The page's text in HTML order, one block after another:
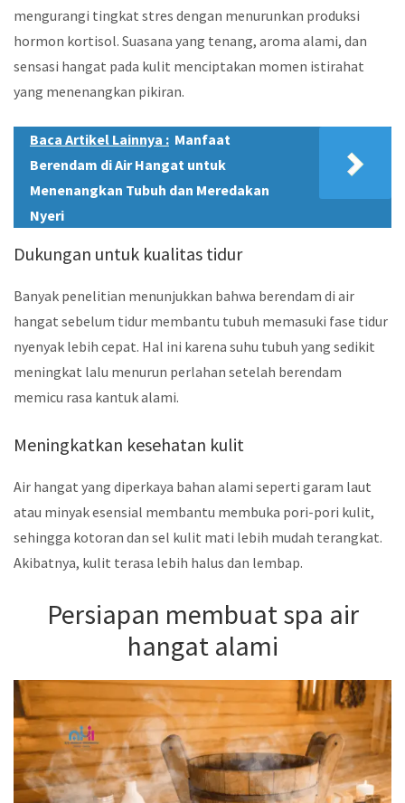
mengurangi tingkat stres dengan menurunkan produksi
hormon kortisol. Suasana yang tenang, aroma alami, dan
sensasi hangat pada kulit menciptakan momen istirahat
yang menenangkan pikiran.
Baca Artikel Lainnya : Manfaat
Berendam di Air Hangat untuk
Menenangkan Tubuh dan Meredakan
Nyeri
Dukungan untuk kualitas tidur
Banyak penelitian menunjukkan bahwa berendam di air
hangat sebelum tidur membantu tubuh memasuki fase tidur
nyenyak lebih cepat. Hal ini karena suhu tubuh yang sedikit
meningkat lalu menurun perlahan setelah berendam
memicu rasa kantuk alami.
Meningkatkan kesehatan kulit
Air hangat yang diperkaya bahan alami seperti garam laut
atau minyak esensial membantu membuka pori-pori kulit,
sehingga kotoran dan sel kulit mati lebih mudah terangkat.
Akibatnya, kulit terasa lebih halus dan lembap.
Persiapan membuat spa air
hangat alami